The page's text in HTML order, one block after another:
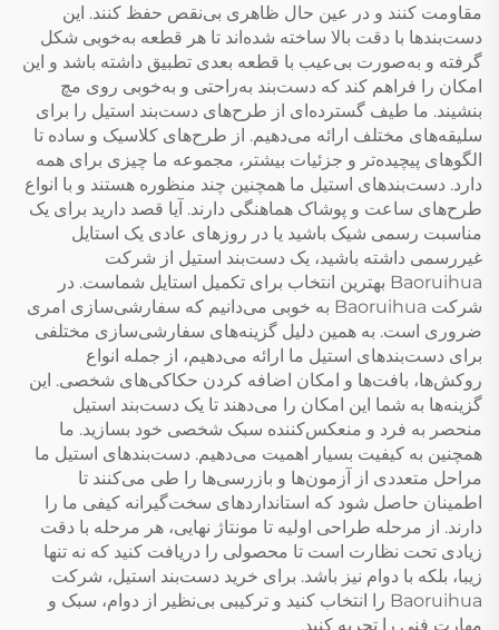
مقاومت کنند و در عین حال ظاهری بی‌نقص حفظ کنند. این
دست‌بند‌ها با دقت بالا ساخته شده‌اند تا هر قطعه به‌خوبی شکل
گرفته و به‌صورت بی‌عیب با قطعه بعدی تطبیق داشته باشد و این
امکان را فراهم کند که دست‌بند به‌راحتی و به‌خوبی روی مچ
بنشیند. ما طیف گسترده‌ای از طرح‌های دست‌بند استیل را برای
سلیقه‌های مختلف ارائه می‌دهیم. از طرح‌های کلاسیک و ساده تا
الگوهای پیچیده‌تر و جزئیات بیشتر، مجموعه ما چیزی برای همه
دارد. دست‌بند‌های استیل ما همچنین چند منظوره هستند و با انواع
طرح‌های ساعت و پوشاک هماهنگی دارند. آیا قصد دارید برای یک
مناسبت رسمی شیک باشید یا در روزهای عادی یک استایل
غیررسمی داشته باشید، یک دست‌بند استیل از شرکت
Baoruihua بهترین انتخاب برای تکمیل استایل شماست. در
شرکت Baoruihua به خوبی می‌دانیم که سفارشی‌سازی امری
ضروری است. به همین دلیل گزینه‌های سفارشی‌سازی مختلفی
برای دست‌بند‌های استیل ما ارائه می‌دهیم، از جمله انواع
روکش‌ها، بافت‌ها و امکان اضافه کردن حکاکی‌های شخصی. این
گزینه‌ها به شما این امکان را می‌دهند تا یک دست‌بند استیل
منحصر به فرد و منعکس‌کننده سبک شخصی خود بسازید. ما
همچنین به کیفیت بسیار اهمیت می‌دهیم. دست‌بند‌های استیل ما
مراحل متعددی از آزمون‌ها و بازرسی‌ها را طی می‌کنند تا
اطمینان حاصل شود که استانداردهای سخت‌گیرانه کیفی ما را
دارند. از مرحله طراحی اولیه تا مونتاژ نهایی، هر مرحله با دقت
زیادی تحت نظارت است تا محصولی را دریافت کنید که نه تنها
زیبا، بلکه با دوام نیز باشد. برای خرید دست‌بند استیل، شرکت
Baoruihua را انتخاب کنید و ترکیبی بی‌نظیر از دوام، سبک و
مهارت فنی را تجربه کنید.